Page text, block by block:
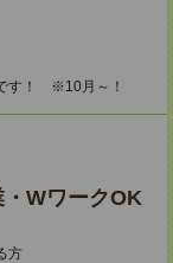
す！ ※10月～！
WワークOK
方